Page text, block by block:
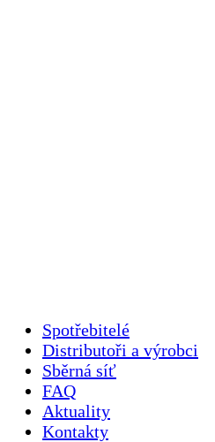
Spotřebitelé
Distributoři a výrobci
Sběrná síť
FAQ
Aktuality
Kontakty